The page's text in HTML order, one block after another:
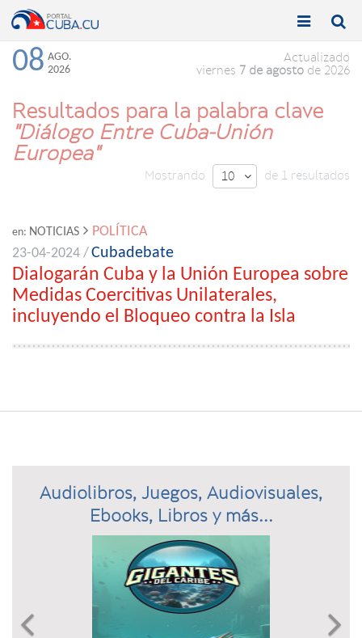
Toggle

Toggle

08 AGO.
2026
Actualizado
viernes 7 de agosto de 2026
Resultados para la palabra clave
"Diálogo Entre Cuba-Unión
Europea"
Mostrando 10  de 1 resultados
en: NOTICIAS
POLÍTICA
23-04-2024 /Cubadebate
Dialogarán Cuba y la Unión Europea sobre
Medidas Coercitivas Unilaterales,
incluyendo el Bloqueo contra la Isla
Audiolibros, Juegos, Audiovisuales,
Ebooks, Libros y más...
Previous 